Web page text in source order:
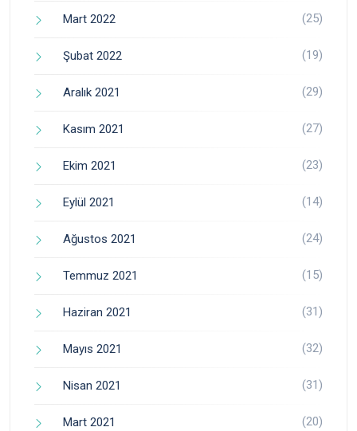
Mart 2022 (25)
Şubat 2022 (19)
Aralık 2021 (29)
Kasım 2021 (27)
Ekim 2021 (23)
Eylül 2021 (14)
Ağustos 2021 (24)
Temmuz 2021 (15)
Haziran 2021 (31)
Mayıs 2021 (32)
Nisan 2021 (31)
Mart 2021 (20)